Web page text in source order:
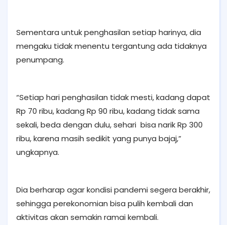
Sementara untuk penghasilan setiap harinya, dia
mengaku tidak menentu tergantung ada tidaknya
penumpang.
“Setiap hari penghasilan tidak mesti, kadang dapat
Rp 70 ribu, kadang Rp 90 ribu, kadang tidak sama
sekali, beda dengan dulu, sehari bisa narik Rp 300
ribu, karena masih sedikit yang punya bajaj,”
ungkapnya.
Dia berharap agar kondisi pandemi segera berakhir,
sehingga perekonomian bisa pulih kembali dan
aktivitas akan semakin ramai kembali.